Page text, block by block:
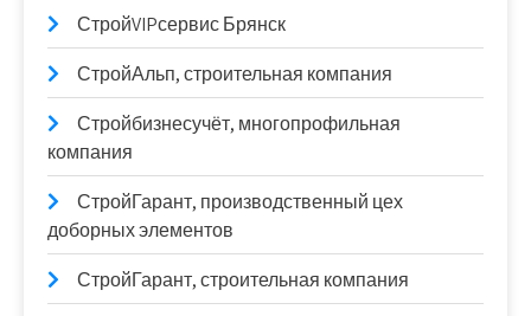
СтройVIPсервис Брянск
СтройАльп, строительная компания
Стройбизнесучёт, многопрофильная
компания
СтройГарант, производственный цех
доборных элементов
СтройГарант, строительная компания